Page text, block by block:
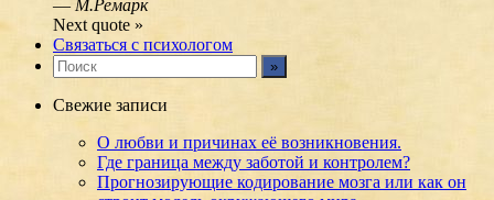
— М.Ремарк
Next quote »
Связаться с психологом
Свежие записи
О любви и причинах её возникновения.
Где граница между заботой и контролем?
Прогнозирующие кодирование мозга или как он